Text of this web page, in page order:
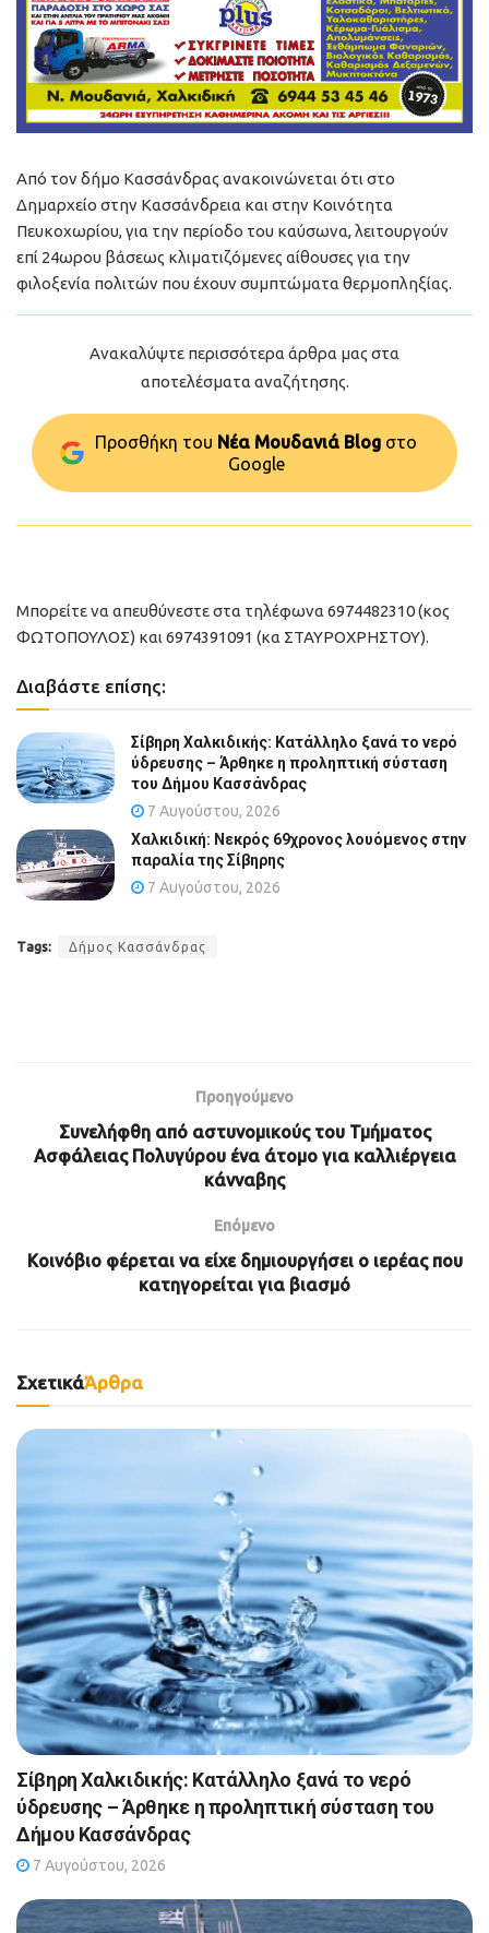
Από τον δήμο Κασσάνδρας ανακοινώνεται ότι στο
Δημαρχείο στην Κασσάνδρεια και στην Κοινότητα
Πευκοχωρίου, για την περίοδο του καύσωνα, λειτουργούν
επί 24ωρου βάσεως κλιματιζόμενες αίθουσες για την
φιλοξενία πολιτών που έχουν συμπτώματα θερμοπληξίας.
Ανακαλύψτε περισσότερα άρθρα μας στα
αποτελέσματα αναζήτησης.
Προσθήκη του Νέα Μουδανιά Blog στo
Google
Μπορείτε να απευθύνεστε στα τηλέφωνα 6974482310 (κος
ΦΩΤΟΠΟΥΛΟΣ) και 6974391091 (κα ΣΤΑΥΡΟΧΡΗΣΤΟΥ).
Διαβάστε επίσης:
Σίβηρη Χαλκιδικής: Κατάλληλο ξανά το νερό
ύδρευσης – Άρθηκε η προληπτική σύσταση
του Δήμου Κασσάνδρας
7 Αυγούστου, 2026
Χαλκιδική: Νεκρός 69χρονος λουόμενος στην
παραλία της Σίβηρης
7 Αυγούστου, 2026
Tags: Δήμος Κασσάνδρας
Προηγούμενο
Συνελήφθη από αστυνομικούς του Τμήματος
Ασφάλειας Πολυγύρου ένα άτομο για καλλιέργεια
κάνναβης
Επόμενο
Κοινόβιο φέρεται να είχε δημιουργήσει ο ιερέας που
κατηγορείται για βιασμό
ΣχετικάΆρθρα
Σίβηρη Χαλκιδικής: Κατάλληλο ξανά το νερό
ύδρευσης – Άρθηκε η προληπτική σύσταση του
Δήμου Κασσάνδρας
7 Αυγούστου, 2026